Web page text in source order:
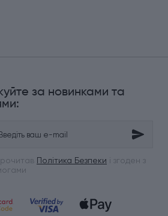
за новинками та
Політика Безпеки і згоден з